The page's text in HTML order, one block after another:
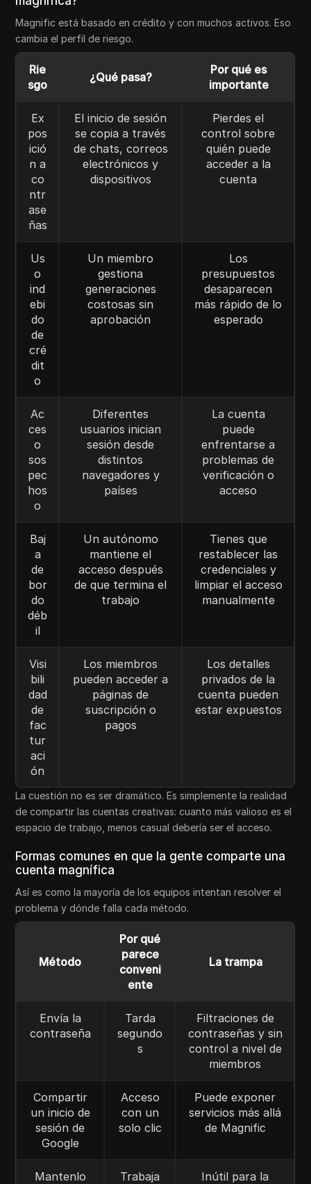
Magnific está basado en crédito y con muchos activos. Eso
cambia el perfil de riesgo.
Rie
sgo
¿Qué pasa?
Por qué es
importante
Ex
pos
ició
n a
co
ntr
ase
ñas
El inicio de sesión
se copia a través
de chats, correos
electrónicos y
dispositivos
Pierdes el
control sobre
quién puede
acceder a la
cuenta
Us
o
ind
ebi
do
de
cré
dit
o
Un miembro
gestiona
generaciones
costosas sin
aprobación
Los
presupuestos
desaparecen
más rápido de lo
esperado
Ac
ces
o
sos
pec
hos
o
Diferentes
usuarios inician
sesión desde
distintos
navegadores y
países
La cuenta
puede
enfrentarse a
problemas de
verificación o
acceso
Baj
a
de
bor
do
déb
il
Un autónomo
mantiene el
acceso después
de que termina el
trabajo
Tienes que
restablecer las
credenciales y
limpiar el acceso
manualmente
Visi
bili
dad
de
fac
tur
aci
ón
Los miembros
pueden acceder a
páginas de
suscripción o
pagos
Los detalles
privados de la
cuenta pueden
estar expuestos
La cuestión no es ser dramático. Es simplemente la realidad
de compartir las cuentas creativas: cuanto más valioso es el
espacio de trabajo, menos casual debería ser el acceso.
Formas comunes en que la gente comparte una
cuenta magnífica
Así es como la mayoría de los equipos intentan resolver el
problema y dónde falla cada método.
Método
Por qué
parece
conveni
ente
La trampa
Envía la
contraseña
Tarda
segundo
s
Filtraciones de
contraseñas y sin
control a nivel de
miembros
Compartir
un inicio de
sesión de
Google
Acceso
con un
solo clic
Puede exponer
servicios más allá
de Magnific
Mantenlo
Trabaja
Inútil para la